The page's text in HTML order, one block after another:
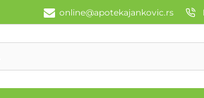
online@apotekajankovic.rs